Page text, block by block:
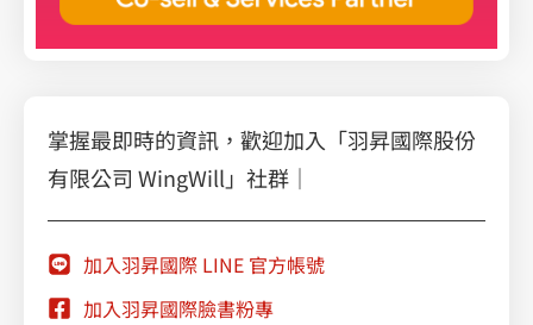
掌握最即時的資訊，歡迎加入「羽昇國際股份
有限公司 WingWill」社群｜
加入羽昇國際 LINE 官方帳號
加入羽昇國際臉書粉專